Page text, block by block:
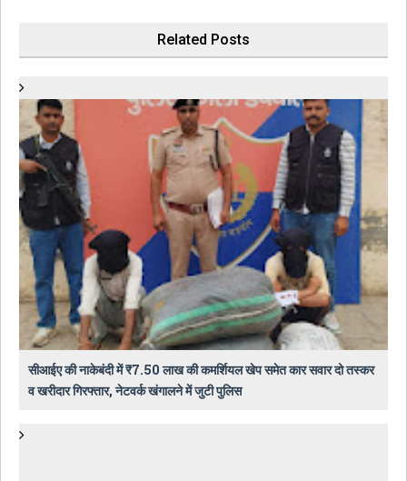
Related Posts
सीआईए की नाकेबंदी में ₹7.50 लाख की कमर्शियल खेप समेत कार सवार दो तस्कर
व खरीदार गिरफ्तार, नेटवर्क खंगालने में जुटी पुलिस